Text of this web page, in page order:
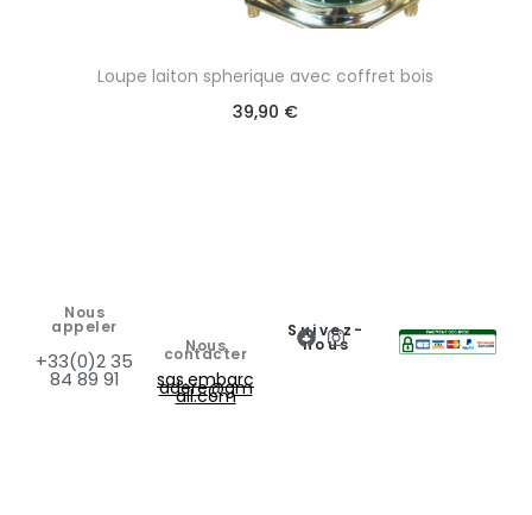
Loupe laiton spherique avec coffret bois
39,90 €
Nous
appeler
+33(0)2 35
84 89 91
Nous
contacter
sas.embarc
adere@gm
ail.com
Suivez-
nous